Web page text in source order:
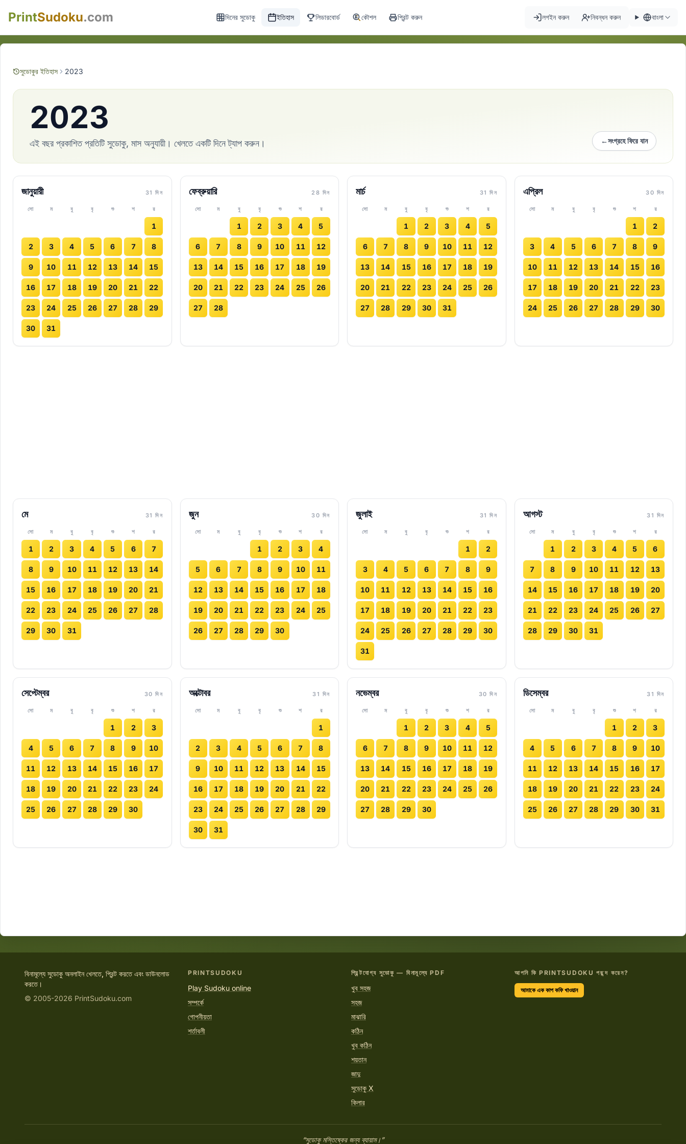
PrintSudoku.com দিনের সুডোকু ইতিহাস লিডারবোর্ড কৌশল প্রিন্ট করুন লগইন করুন নিবন্ধন করুন বাংলা
সুডোকুর ইতিহাস 2023
2023
এই বছর প্রকাশিত প্রতিটি সুডোকু, মাস অনুযায়ী। খেলতে একটি দিনে ট্যাপ করুন। ←সংগ্রহে ফিরে যান
জানুয়ারী 31 দিন
সো ম বু বৃ শু শ র
1
2 3 4 5 6 7 8
9 10 11 12 13 14 15
16 17 18 19 20 21 22
23 24 25 26 27 28 29
30 31
ফেব্রুয়ারি 28 দিন
সো ম বু বৃ শু শ র
1 2 3 4 5
6 7 8 9 10 11 12
13 14 15 16 17 18 19
20 21 22 23 24 25 26
27 28
মার্চ 31 দিন
সো ম বু বৃ শু শ র
1 2 3 4 5
6 7 8 9 10 11 12
13 14 15 16 17 18 19
20 21 22 23 24 25 26
27 28 29 30 31
এপ্রিল 30 দিন
সো ম বু বৃ শু শ র
1 2
3 4 5 6 7 8 9
10 11 12 13 14 15 16
17 18 19 20 21 22 23
24 25 26 27 28 29 30
মে 31 দিন
সো ম বু বৃ শু শ র
1 2 3 4 5 6 7
8 9 10 11 12 13 14
15 16 17 18 19 20 21
22 23 24 25 26 27 28
29 30 31
জুন 30 দিন
সো ম বু বৃ শু শ র
1 2 3 4
5 6 7 8 9 10 11
12 13 14 15 16 17 18
19 20 21 22 23 24 25
26 27 28 29 30
জুলাই 31 দিন
সো ম বু বৃ শু শ র
1 2
3 4 5 6 7 8 9
10 11 12 13 14 15 16
17 18 19 20 21 22 23
24 25 26 27 28 29 30
31
আগস্ট 31 দিন
সো ম বু বৃ শু শ র
1 2 3 4 5 6
7 8 9 10 11 12 13
14 15 16 17 18 19 20
21 22 23 24 25 26 27
28 29 30 31
সেপ্টেম্বর 30 দিন
সো ম বু বৃ শু শ র
1 2 3
4 5 6 7 8 9 10
11 12 13 14 15 16 17
18 19 20 21 22 23 24
25 26 27 28 29 30
অক্টোবর 31 দিন
সো ম বু বৃ শু শ র
1
2 3 4 5 6 7 8
9 10 11 12 13 14 15
16 17 18 19 20 21 22
23 24 25 26 27 28 29
30 31
নভেম্বর 30 দিন
সো ম বু বৃ শু শ র
1 2 3 4 5
6 7 8 9 10 11 12
13 14 15 16 17 18 19
20 21 22 23 24 25 26
27 28 29 30
ডিসেম্বর 31 দিন
সো ম বু বৃ শু শ র
1 2 3
4 5 6 7 8 9 10
11 12 13 14 15 16 17
18 19 20 21 22 23 24
25 26 27 28 29 30 31
বিনামূল্যে সুডোকু অনলাইন খেলতে, প্রিন্ট করতে এবং ডাউনলোড
করতে।
© 2005-2026 PrintSudoku.com
PRINTSUDOKU
Play Sudoku online
সম্পর্কে
গোপনীয়তা
শর্তাবলী
প্রিন্টযোগ্য সুডোকু — বিনামূল্যে PDF
খুব সহজ
সহজ
মাঝারি
কঠিন
খুব কঠিন
শয়তান
জাদু
সুডোকু X
কিলার
আপনি কি PRINTSUDOKU পছন্দ করেন?
আমাকে এক কাপ কফি খাওয়ান
“সুডোকু মস্তিষ্কের জন্য ব্যায়াম।”